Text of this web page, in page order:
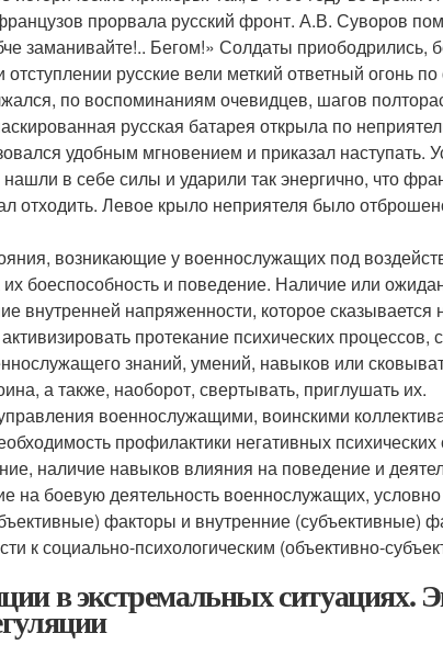
прорвала русский фронт. А.В. Суворов
заманивайте!.. Бегом!» Солдаты приободрились,
русские вели меткий ответный огонь
по воспоминаниям очевидцев, шагов
русская батарея открыла по
удобным мгновением и приказал наступать.
в себе силы и ударили так энергично, что
отходить. Левое крыло неприятеля было
возникающие у военнослужащих под
боеспособность и поведение. Наличие или
внутренней напряженности, которое
протекание психических процессов,
знаний, умений, навыков или
а также, наоборот, свертывать, приглушать их.
военнослужащими, воинскими
профилактики негативных
наличие навыков влияния на поведение и
на боевую деятельность военнослужащих,
факторы и внутренние (субъективные)
к социально-психологическим (объективно-
в экстремальных ситуациях.